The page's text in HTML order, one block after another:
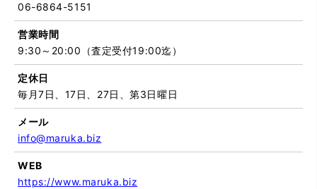
06-6864-5151
営業時間
9:30～20:00（査定受付19:00迄）
定休日
毎月7日、17日、27日、第3日曜日
メール
info@maruka.biz
WEB
https://www.maruka.biz